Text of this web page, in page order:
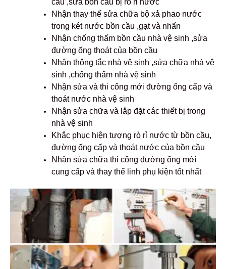
cầu ,sửa bồn cầu bị rò rỉ nước
Nhận thay thế sửa chữa bộ xả phao nước
trong két nước bồn cầu ,gạt và nhấn
Nhận chống thấm bồn cầu nhà vệ sinh ,sửa
đường ống thoát của bồn cầu
Nhận thông tắc nhà vệ sinh ,sửa chữa nhà vệ
sinh ,chống thấm nhà vệ sinh
Nhận sửa và thi công mới đường ống cấp và
thoát nước nhà vệ sinh
Nhận sửa chữa và lắp đặt các thiết bị trong
nhà vệ sinh
Khắc phục hiện tượng rò rỉ nước từ bồn cầu,
đường ống cấp và thoát nước của bồn cầu
Nhận sửa chữa thi công đường ống mới
cung cấp và thay thế linh phụ kiện tốt nhất